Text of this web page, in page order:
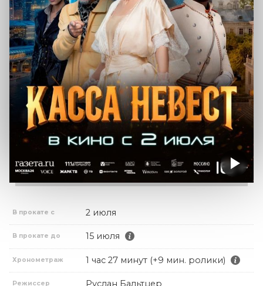
В прокате с 2 июля
В прокате до 15 июля
Хронометраж 1 час 27 минут (+9 мин. ролики)
Режиссер Руслан Бальтцер